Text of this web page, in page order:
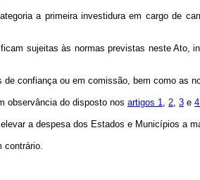
a primeira investidura em cargo de
sujeitas às normas previstas neste Ato,
confiança ou em comissão, bem como as
observância do disposto nos artigos 1, 2, 3 e
a despesa dos Estados e Municípios a
contrário.